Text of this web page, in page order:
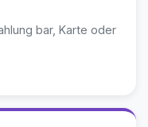
bar, Karte oder